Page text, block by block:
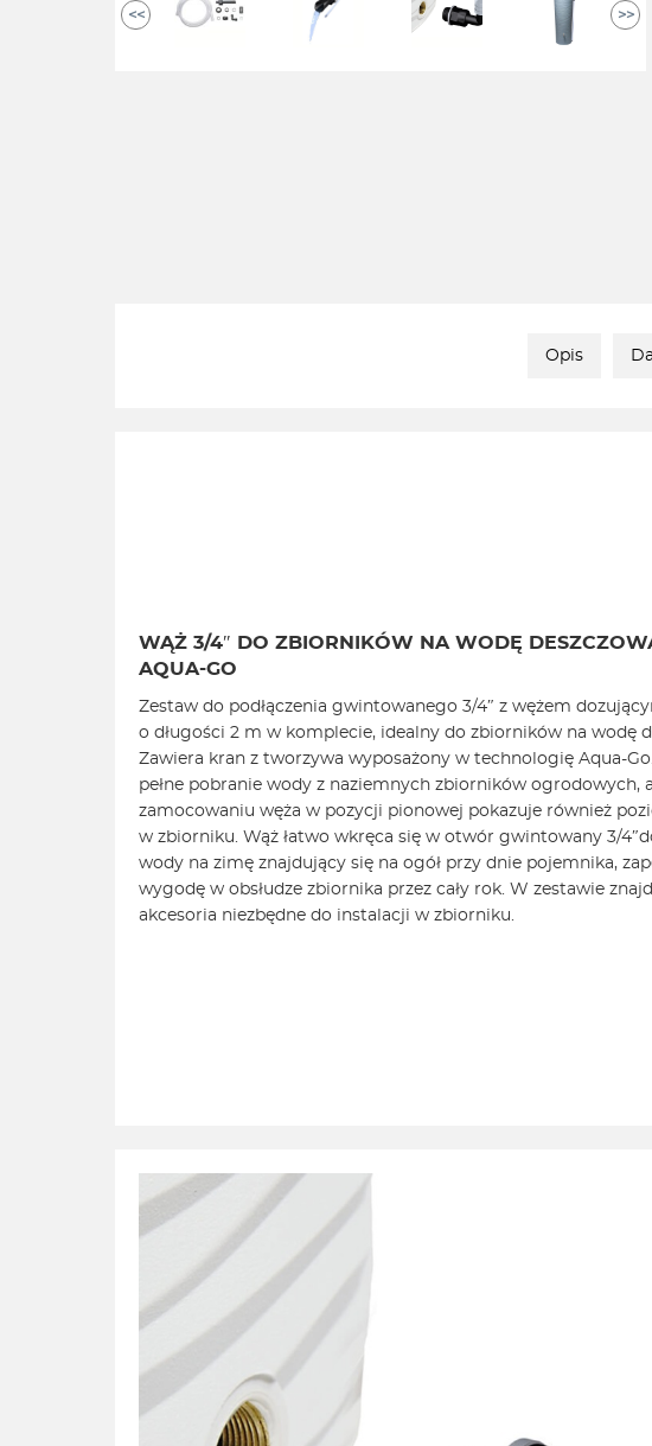
<< >>
Opis
WĄŻ 3/4″ DO ZBIORNIKÓW NA WODĘ
AQUA-GO
Zestaw do podłączenia gwintowanego 3/4″ z wężem
o długości 2 m w komplecie, idealny do zbiorników na wodę
Zawiera kran z tworzywa wyposażony w technologię Aqua-
pełne pobranie wody z naziemnych zbiorników ogrodowych,
zamocowaniu węża w pozycji pionowej pokazuje również
w zbiorniku. Wąż łatwo wkręca się w otwór gwintowany 3/
wody na zimę znajdujący się na ogół przy dnie pojemnika,
wygodę w obsłudze zbiornika przez cały rok. W zestawie
akcesoria niezbędne do instalacji w zbiorniku.